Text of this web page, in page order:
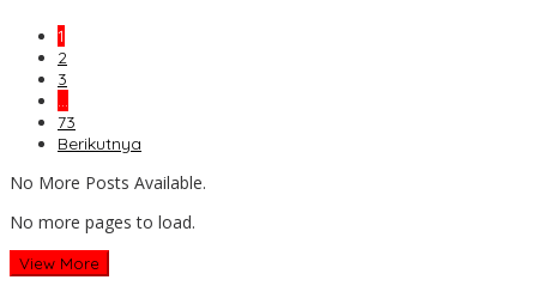
1
2
3
…
73
Berikutnya
No More Posts Available.
No more pages to load.
View More